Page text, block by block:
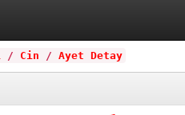
/ Cin / Ayet Detay